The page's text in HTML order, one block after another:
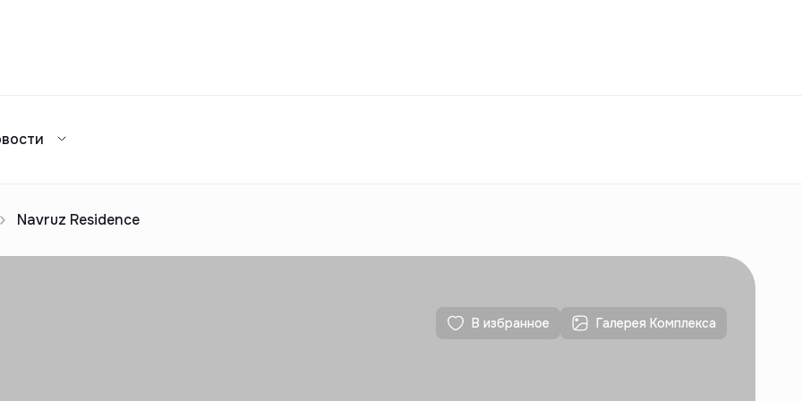
Сдача в 2025
Navruz Residence
В избранное Галерея Комплекса